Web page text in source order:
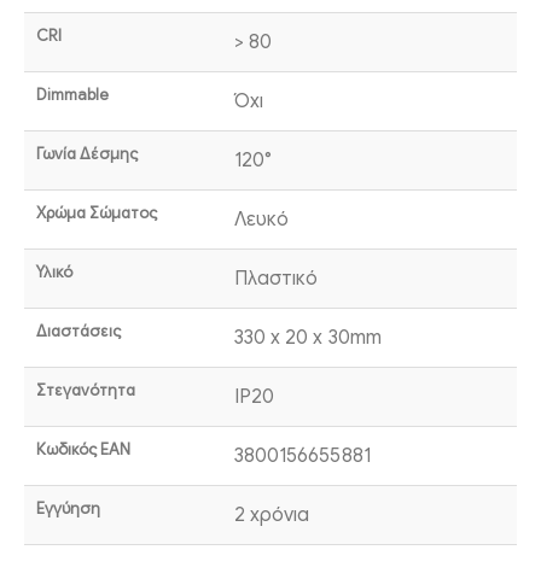
CRI > 80
Dimmable Όχι
Γωνία Δέσμης 120°
Χρώμα Σώματος Λευκό
Υλικό Πλαστικό
Διαστάσεις 330 x 20 x 30mm
Στεγανότητα IP20
Κωδικός EAN 3800156655881
Εγγύηση 2 χρόνια